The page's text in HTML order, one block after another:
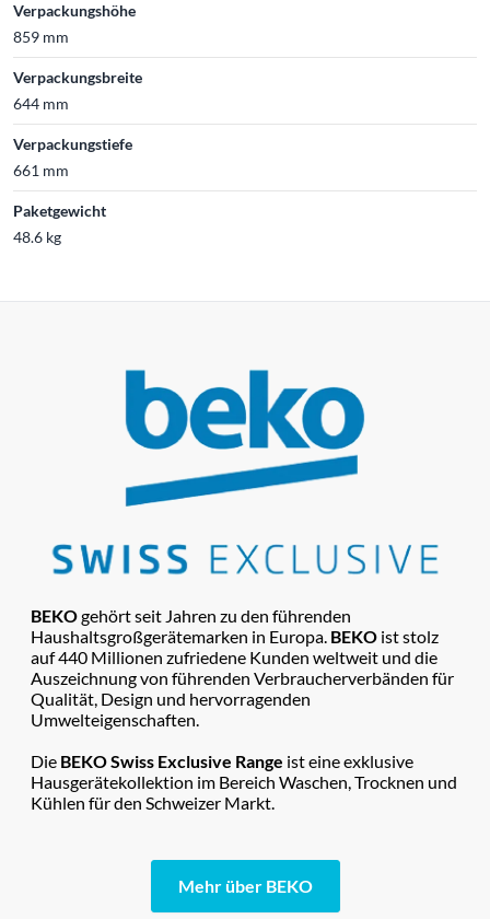
Verpackungshöhe
859 mm
Verpackungsbreite
644 mm
Verpackungstiefe
661 mm
Paketgewicht
48.6 kg
BEKOgehört seit Jahren zu den führenden
Haushaltsgroßgerätemarken in Europa. BEKO ist stolz
auf 440 Millionen zufriedene Kunden weltweit und die
Auszeichnung von führenden Verbraucherverbänden für
Qualität, Design und hervorragenden
Umwelteigenschaften.
Die BEKO Swiss Exclusive Range ist eine exklusive
Hausgerätekollektion im Bereich Waschen, Trocknen und
Kühlen für den Schweizer Markt.
Mehr über BEKO